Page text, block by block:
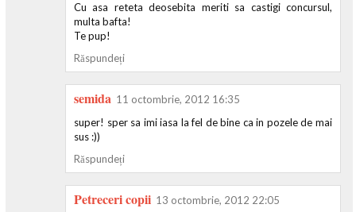
Cu asa reteta deosebita meriti sa castigi concursul,
multa bafta!
Te pup!
Răspundeți
semida 11 octombrie, 2012 16:35
super! sper sa imi iasa la fel de bine ca in pozele de mai
sus :))
Răspundeți
Petreceri copii 13 octombrie, 2012 22:05